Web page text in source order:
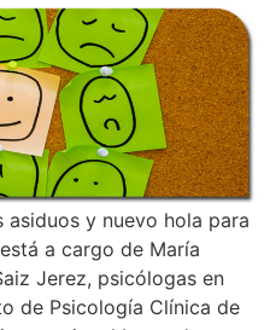
y nuevo hola para
a cargo de María
Jerez, psicólogas en
de Psicología Clínica de